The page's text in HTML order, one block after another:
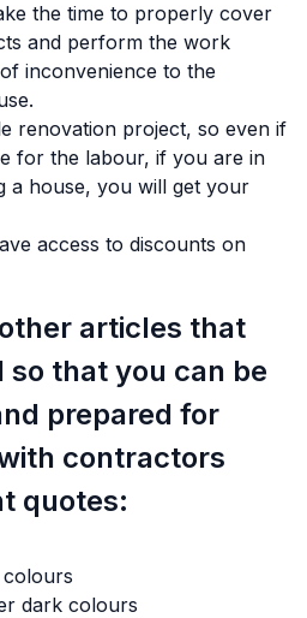
the time to properly cover
and perform the work
inconvenience to the
renovation project, so even if
for the labour, if you are in
a house, you will get your
access to discounts on
articles that
that you can be
prepared for
contractors
quotes:
colours
dark colours